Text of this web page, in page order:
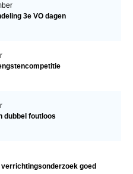
3e VO dagen
dubbel foutloos
verrichtingsonderzoek goed